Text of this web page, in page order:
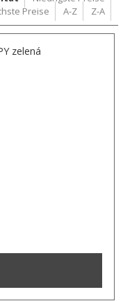
Preise
A-Z Z-A
zelená